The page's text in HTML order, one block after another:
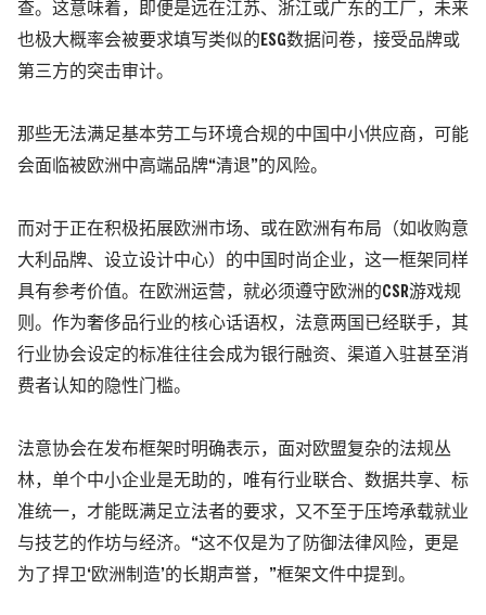
查。 这意味着，即便是远在江苏、浙江或广东的工厂，未来
也极大概率会被要求填写类似的ESG数据问卷，接受品牌或
第三方的突击审计。
那些无法满足基本劳工与环境合规的中国中小供应商，可能
会面临被欧洲中高端品牌“清退”的风险。
而对于正在积极拓展欧洲市场、或在欧洲有布局 （如收购意
大利品牌、设立设计中心）
的中国时尚企业，这一框架同样
具有参考价值。 在欧洲运营，就必须遵守欧洲的CSR游戏规
则。作为奢侈品行业的核心话语权，法意两国已经联手，其
行业协会设定的标准往往会成为银行融资、渠道入驻甚至消
费者认知的隐性门槛。
法意协会在发布框架时明确表示，面对欧盟复杂的法规丛
林，单个中小企业是无助的，唯有行业联合、数据共享、标
准统一，才能既满足立法者的要求，又不至于压垮承载就业
与技艺的作坊与经济。“这不仅是为了防御法律风险，更是
为了捍卫‘欧洲制造’的长期声誉，”框架文件中提到。